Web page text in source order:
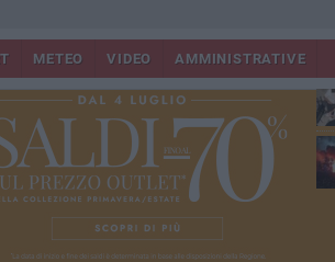
METEO VIDEO AMMINISTRATIVE